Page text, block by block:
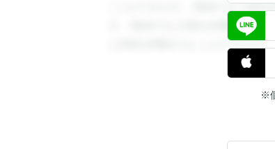
ことができます。登録すると回答
す。登録すると回答を閲覧するこ
と回答を閲覧することができます。
※